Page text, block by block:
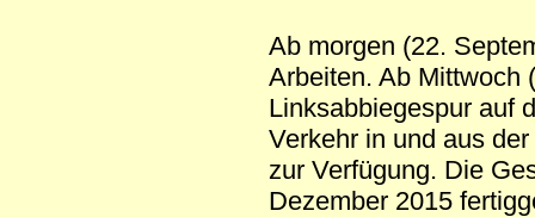
Ab morgen (22.
Arbeiten. Ab Mittwoch
Linksabbiegespur auf
Verkehr in und aus
zur Verfügung. Die
Dezember 2015